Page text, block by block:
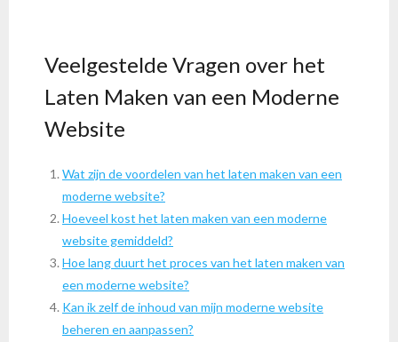
Veelgestelde Vragen over het
Laten Maken van een Moderne
Website
Wat zijn de voordelen van het laten maken van een
moderne website?
Hoeveel kost het laten maken van een moderne
website gemiddeld?
Hoe lang duurt het proces van het laten maken van
een moderne website?
Kan ik zelf de inhoud van mijn moderne website
beheren en aanpassen?